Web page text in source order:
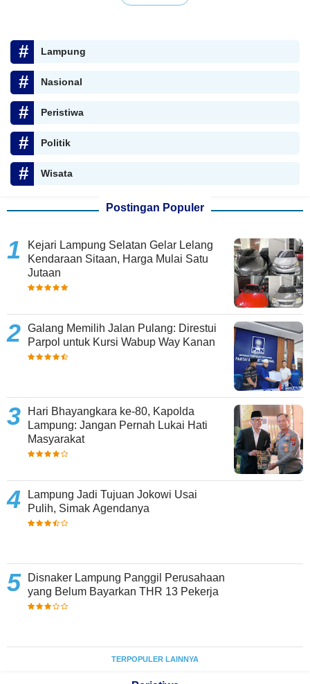
Lampung
Nasional
Peristiwa
Politik
Wisata
Postingan Populer
Kejari Lampung Selatan Gelar Lelang
Kendaraan Sitaan, Harga Mulai Satu
Jutaan
Galang Memilih Jalan Pulang: Direstui
Parpol untuk Kursi Wabup Way Kanan
Hari Bhayangkara ke-80, Kapolda
Lampung: Jangan Pernah Lukai Hati
Masyarakat
Lampung Jadi Tujuan Jokowi Usai
Pulih, Simak Agendanya
Disnaker Lampung Panggil Perusahaan
yang Belum Bayarkan THR 13 Pekerja
TERPOPULER LAINNYA